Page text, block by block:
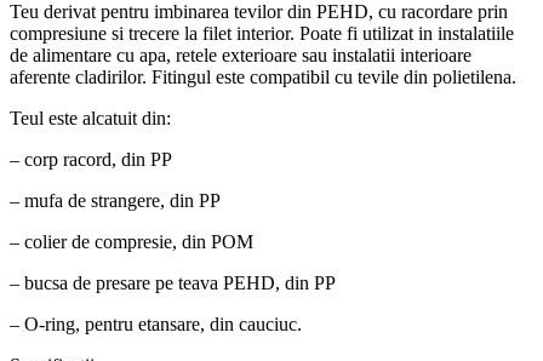
Teu derivat pentru imbinarea tevilor din PEHD, cu racordare prin
compresiune si trecere la filet interior. Poate fi utilizat in instalatiile
de alimentare cu apa, retele exterioare sau instalatii interioare
aferente cladirilor. Fitingul este compatibil cu tevile din polietilena.
Teul este alcatuit din:
– corp racord, din PP
– mufa de strangere, din PP
– colier de compresie, din POM
– bucsa de presare pe teava PEHD, din PP
– O-ring, pentru etansare, din cauciuc.